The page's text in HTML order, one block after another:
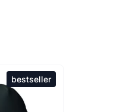
bestseller